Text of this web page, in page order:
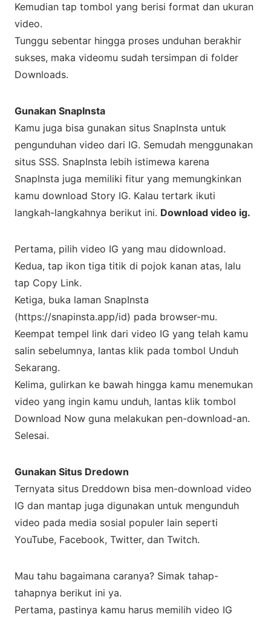
Kemudian tap tombol yang berisi format dan ukuran
video.
Tunggu sebentar hingga proses unduhan berakhir
sukses, maka videomu sudah tersimpan di folder
Downloads.
Gunakan SnapInsta
Kamu juga bisa gunakan situs SnapInsta untuk
pengunduhan video dari IG. Semudah menggunakan
situs SSS. SnapInsta lebih istimewa karena
SnapInsta juga memiliki fitur yang memungkinkan
kamu download Story IG. Kalau tertark ikuti
langkah-langkahnya berikut ini. Download video ig.
Pertama, pilih video IG yang mau didownload.
Kedua, tap ikon tiga titik di pojok kanan atas, lalu
tap Copy Link.
Ketiga, buka laman SnapInsta
(https://snapinsta.app/id) pada browser-mu.
Keempat tempel link dari video IG yang telah kamu
salin sebelumnya, lantas klik pada tombol Unduh
Sekarang.
Kelima, gulirkan ke bawah hingga kamu menemukan
video yang ingin kamu unduh, lantas klik tombol
Download Now guna melakukan pen-download-an.
Selesai.
Gunakan Situs Dredown
Ternyata situs Dreddown bisa men-download video
IG dan mantap juga digunakan untuk mengunduh
video pada media sosial populer lain seperti
YouTube, Facebook, Twitter, dan Twitch.
Mau tahu bagaimana caranya? Simak tahap-
tahapnya berikut ini ya.
Pertama, pastinya kamu harus memilih video IG